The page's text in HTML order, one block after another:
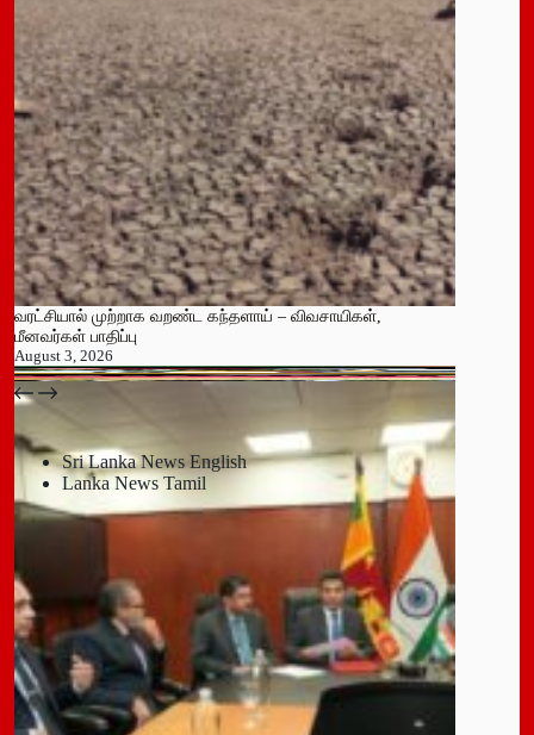
வரட்சியால் முற்றாக வறண்ட கந்தளாய் – விவசாயிகள்,
மீனவர்கள் பாதிப்பு
August 3, 2026
பதுளை மாநகர சபையின் NPP உறுப்பினர் திடீர் ராஜினாமா!
July 14, 2026
Sri Lanka News English
Lanka News Tamil
Leave a Reply
You must be
logged into post a comment.